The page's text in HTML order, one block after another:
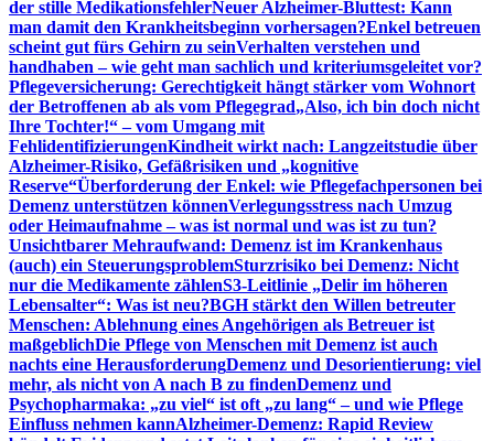
der stille MedikationsfehlerNeuer Alzheimer-Bluttest: Kann
man damit den Krankheitsbeginn vorhersagen?Enkel betreuen
scheint gut fürs Gehirn zu seinVerhalten verstehen und
handhaben – wie geht man sachlich und kriteriumsgeleitet vor?
Pflegeversicherung: Gerechtigkeit hängt stärker vom Wohnort
der Betroffenen ab als vom Pflegegrad„Also, ich bin doch nicht
Ihre Tochter!“ – vom Umgang mit
FehlidentifizierungenKindheit wirkt nach: Langzeitstudie über
Alzheimer-Risiko, Gefäßrisiken und „kognitive
Reserve“Überforderung der Enkel: wie Pflegefachpersonen bei
Demenz unterstützen könnenVerlegungsstress nach Umzug
oder Heimaufnahme – was ist normal und was ist zu tun?
Unsichtbarer Mehraufwand: Demenz ist im Krankenhaus
(auch) ein SteuerungsproblemSturzrisiko bei Demenz: Nicht
nur die Medikamente zählenS3-Leitlinie „Delir im höheren
Lebensalter“: Was ist neu?BGH stärkt den Willen betreuter
Menschen: Ablehnung eines Angehörigen als Betreuer ist
maßgeblichDie Pflege von Menschen mit Demenz ist auch
nachts eine HerausforderungDemenz und Desorientierung: viel
mehr, als nicht von A nach B zu findenDemenz und
Psychopharmaka: „zu viel“ ist oft „zu lang“ – und wie Pflege
Einfluss nehmen kannAlzheimer-Demenz: Rapid Review